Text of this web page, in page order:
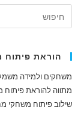
הוראת
משחקים ולמידה
מתווה להוראת
שילוב פיתוח משחקי